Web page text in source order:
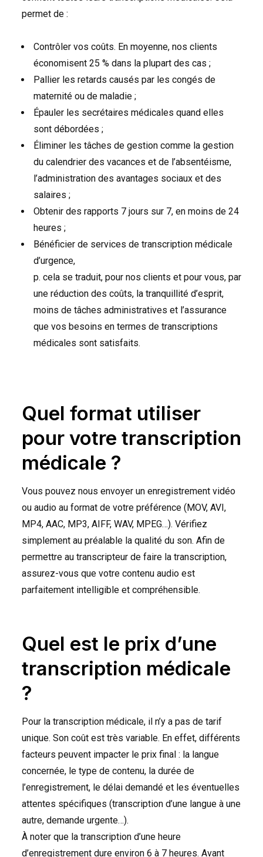
permet de :
Contrôler vos coûts. En moyenne, nos clients
économisent 25 % dans la plupart des cas ;
Pallier les retards causés par les congés de
maternité ou de maladie ;
Épauler les secrétaires médicales quand elles
sont débordées ;
Éliminer les tâches de gestion comme la gestion
du calendrier des vacances et de l’absentéisme,
l’administration des avantages sociaux et des
salaires ;
Obtenir des rapports 7 jours sur 7, en moins de 24
heures ;
Bénéficier de services de transcription médicale
d’urgence,
p. cela se traduit, pour nos clients et pour vous, par
une réduction des coûts, la tranquillité d’esprit,
moins de tâches administratives et l’assurance
que vos besoins en termes de transcriptions
médicales sont satisfaits.
Quel format utiliser
pour votre transcription
médicale ?
Vous pouvez nous envoyer un enregistrement vidéo
ou audio au format de votre préférence (MOV, AVI,
MP4, AAC, MP3, AIFF, WAV, MPEG…). Vérifiez
simplement au préalable la qualité du son. Afin de
permettre au transcripteur de faire la transcription,
assurez-vous que votre contenu audio est
parfaitement intelligible et compréhensible.
Quel est le prix d’une
transcription médicale
?
Pour la transcription médicale, il n’y a pas de tarif
unique. Son coût est très variable. En effet, différents
facteurs peuvent impacter le prix final : la langue
concernée, le type de contenu, la durée de
l’enregistrement, le délai demandé et les éventuelles
attentes spécifiques (transcription d’une langue à une
autre, demande urgente…).
À noter que la transcription d’une heure
d’enregistrement dure environ 6 à 7 heures. Avant